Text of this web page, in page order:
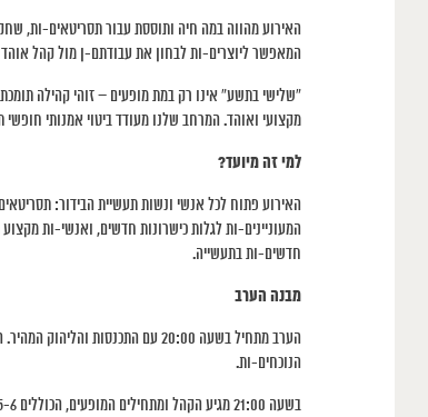
האירוע מהווה במה חיה ותוססת עבור תסריטאים-ות,
המאפשר ליוצרים-ות לבחון את עבודתם-ן מול קהל אוהד
“שלישי בתשע” אינו רק במת מופעים – זוהי קהילה
מקצועי ואוהד. המרחב שלנו מעודד ביטוי אמנותי חופשי
למי זה מיועד?
האירוע פתוח לכל אנשי ונשות תעשיית הבידור:
המעוניינים-ות לגלות כישרונות חדשים, ואנשי-ות
חדשים-ות בתעשייה.
מבנה הערב
הערב מתחיל בשעה 20:00 עם
הנוכחים-ות.